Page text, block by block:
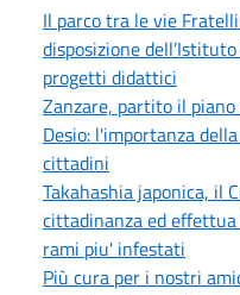
Il parco tra le vie
disposizione
progetti didattici
Zanzare, partito il
Desio: l'importanza
cittadini
Takahashia japonica, il
cittadinanza ed
rami piu' infestati
Più cura per i nostri